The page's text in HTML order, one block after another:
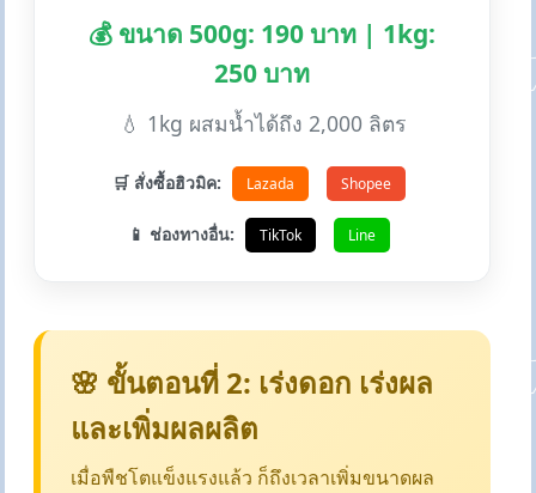
💰 ขนาด 500g: 190 บาท | 1kg:
250 บาท
💧 1kg ผสมน้ำได้ถึง 2,000 ลิตร
🛒 สั่งซื้อฮิวมิค: Lazada Shopee
📱 ช่องทางอื่น: TikTok Line
🌸 ขั้นตอนที่ 2: เร่งดอก เร่งผล
และเพิ่มผลผลิต
เมื่อพืชโตแข็งแรงแล้ว ก็ถึงเวลาเพิ่มขนาดผล